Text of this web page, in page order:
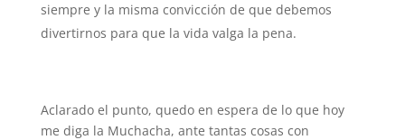
siempre y la misma convicción de que debemos
divertirnos para que la vida valga la pena.
Aclarado el punto, quedo en espera de lo que hoy
me diga la Muchacha, ante tantas cosas con